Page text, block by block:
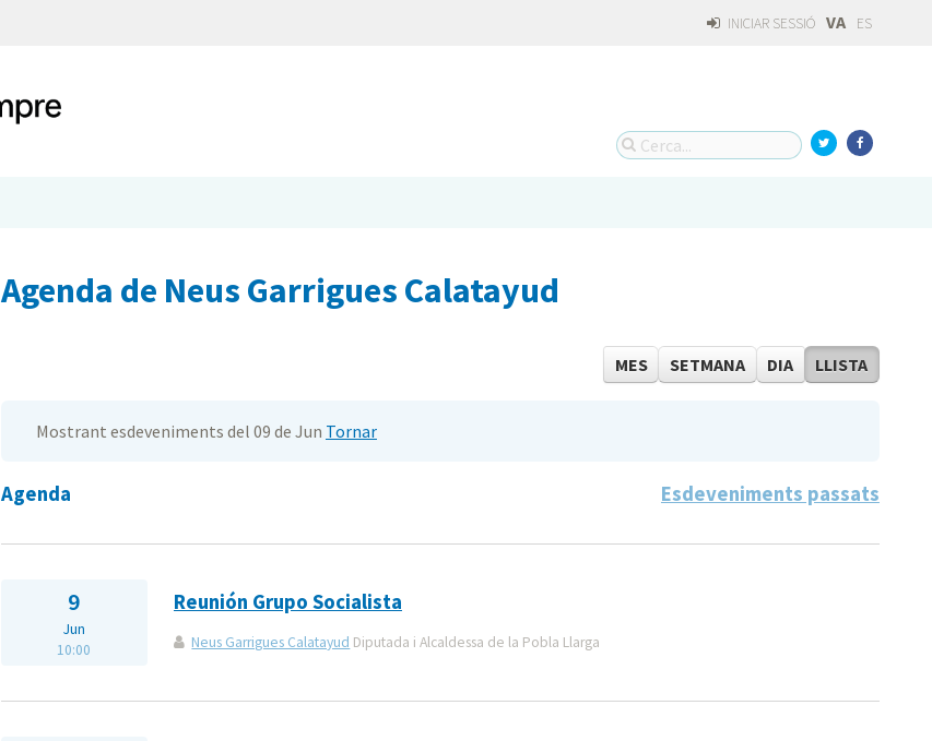
INICIAR SESSIÓ VA ES
Agenda de Neus Garrigues Calatayud
MES SETMANA DIA LLISTA
Mostrant esdeveniments del 09 de Jun Tornar
Agenda Esdeveniments passats
9
Jun
10:00
Reunión Grupo Socialista
Neus Garrigues Calatayud Diputada i Alcaldessa de la Pobla Llarga